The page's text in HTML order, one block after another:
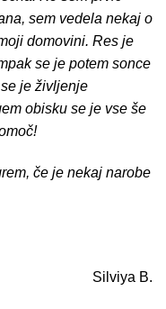
sem vedela nekaj o
domovini. Res je
se je potem sonce
je življenje
obisku se je vse še
če je nekaj narobe
Silviya B.